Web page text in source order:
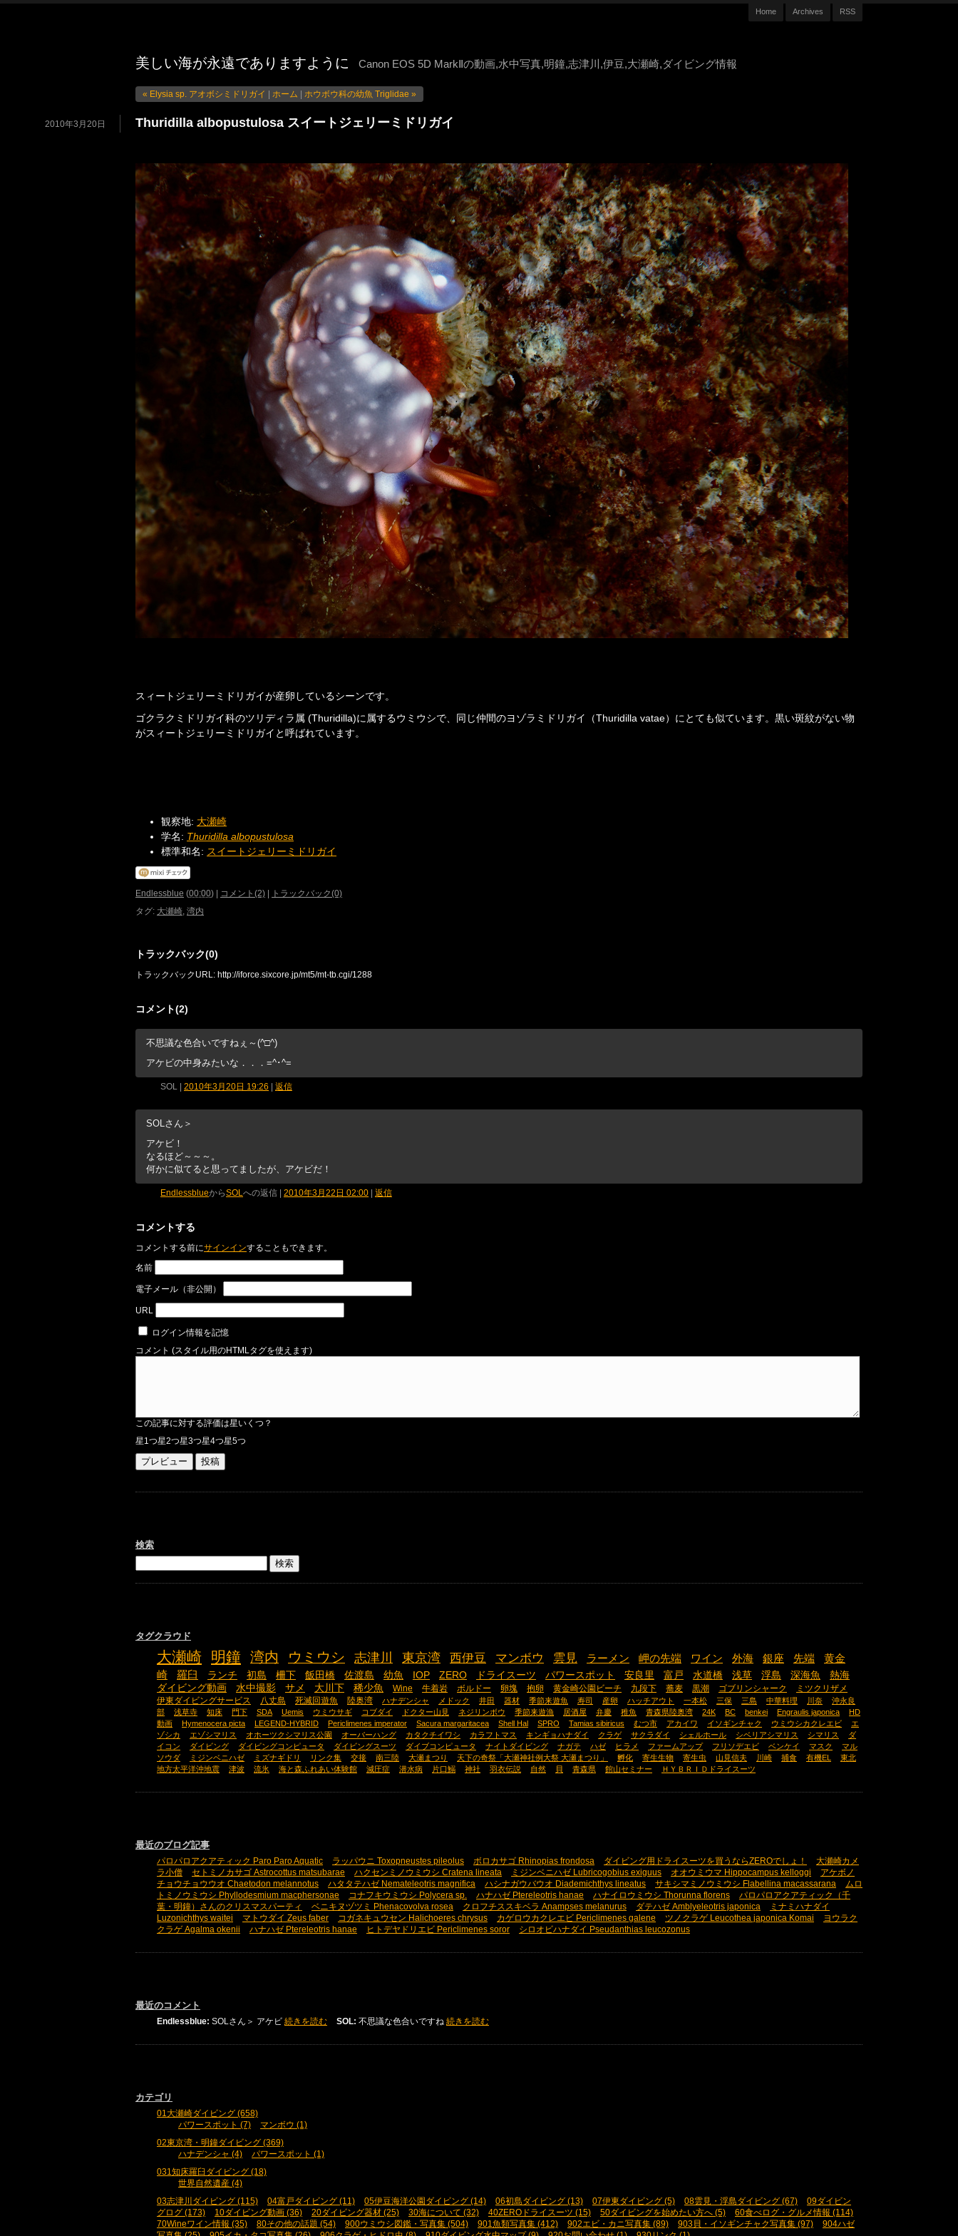
美しい海が永遠でありますように Canon EOS 5D MarkⅡの動画,水中写真,明鐘,志津川,伊豆,大瀬崎,ダイビング情報
Home Archives RSS
« Elysia sp. アオボシミドリガイ ホーム ホウボウ科の幼魚 Triglidae »
2010年3月20日 Thuridilla albopustulosa スイートジェリーミドリガイ
スィートジェリーミドリガイが産卵しているシーンです。
ゴクラクミドリガイ科のツリディラ属 (Thuridilla)に属するウミウシで、同じ仲間のヨゾラミドリガイ（Thuridilla vatae）にとても似ています。黒い斑紋がない物
がスィートジェリーミドリガイと呼ばれています。
観察地: 大瀬崎
学名: Thuridilla albopustulosa
標準和名: スイートジェリーミドリガイ
Endlessblue (00:00) コメント(2)
トラックバック(0)
タグ: 大瀬崎, 湾内
トラックバック(0)
トラックバックURL: http://iforce.sixcore.jp/mt5/mt-tb.cgi/1288
コメント(2)
不思議な色合いですねぇ～(^□^)
アケビの中身みたいな．．．=^･^=
SOL | 2010年3月20日 19:26 | 返信
SOLさん＞
アケビ！
なるほど～～～。
何かに似てると思ってましたが、アケビだ！
EndlessblueからSOL への返信 | 2010年3月22日 02:00 | 返信
コメントする
コメントする前にサインインすることもできます。
名前
電子メール（非公開）
URL
ログイン情報を記憶
コメント (スタイル用のHTMLタグを使えます)
この記事に対する評価は星いくつ？
星1つ星2つ星3つ星4つ星5つ
検索
タグクラウド
大瀬崎 明鐘 湾内 ウミウシ 志津川 東京湾 西伊豆 マンボウ 雲見 ラーメン 岬の先端 ワイン 外海 銀座 先端
黄金
崎
羅臼 ランチ 初島 柵下 飯田橋 佐渡島 幼魚 IOP ZERO ドライスーツ パワースポット 安良里 富戸 水道橋 浅草 浮島 深海魚
熱海
ダイビング動画
水中撮影 サメ 大川下 稀少魚 Wine 牛着岩 ボルドー 卵塊 抱卵 黄金崎公園ビーチ 九段下 蕎麦 黒潮 ゴブリンシャーク
ミツクリザメ
伊東ダイビングサービス
八丈島 死滅回遊魚 陸奥湾 ハナデンシャ メドック 井田 器材 季節来遊魚 寿司 産卵 ハッチアウト 一本松 三保 三島 中華料理 川奈
沖永良
部
浅草寺 知床 門下 SDA Uemis ウミウサギ コブダイ ドクター山見 ネジリンボウ 季節来遊漁 居酒屋 弁慶 稚魚 青森県陸奥湾 24K BC benkei Engraulis japonica
HD
動画
Hymenocera picta LEGEND-HYBRID Periclimenes imperator Sacura margaritacea Shell Hal SPRO Tamias sibiricus むつ市 アカイワ イソギンチャク ウミウシカクレエビ
エ
ゾシカ
エゾシマリス オホーツクシマリス公園 オーバーハング カタクチイワシ カラフトマス キンギョハナダイ クラゲ サクラダイ シェルホール シベリアシマリス シマリス
ダ
イコン
ダイビング ダイビングコンピュータ ダイビングスーツ ダイブコンピュータ ナイトダイビング ナガテ ハゼ ヒラメ ファームアップ フリソデエビ ベンケイ マスク
マル
ソウダ
ミジンベニハゼ ミズナギドリ リンク集 交接 南三陸 大瀬まつり 天下の奇祭「大瀬神社例大祭 大瀬まつり」 孵化 寄生生物 寄生虫 山見信夫 川崎 捕食 有機EL
東北
地方太平洋沖地震
津波 流氷 海と森ふれあい体験館 減圧症 潜水病 片口鰯 神社 羽衣伝説 自然 貝 青森県 館山セミナー ＨＹＢＲＩＤドライスーツ
最近のブログ記事
パロパロアクアティック Paro Paro Aquatic ラッパウニ Toxopneustes pileolus ボロカサゴ Rhinopias frondosa ダイビング用ドライスーツを買うならZEROでしょ！
大瀬崎カメ
ラ小僧
セトミノカサゴ Astrocottus matsubarae ハクセンミノウミウシ Cratena lineata ミジンベニハゼ Lubricogobius exiguus オオウミウマ Hippocampus kelloggi
アケボノ
チョウチョウウオ Chaetodon melannotus
ハタタテハゼ Nemateleotris magnifica ハシナガウバウオ Diademichthys lineatus サキシマミノウミウシ Flabellina macassarana
ムロ
トミノウミウシ Phyllodesmium macphersonae
コナフキウミウシ Polycera sp. ハナハゼ Ptereleotris hanae ハナイロウミウシ Thorunna florens
パロパロアクアティック（千
葉・明鐘）さんのクリスマスパーティ
ベニキヌヅツミ Phenacovolva rosea クロフチススキベラ Anampses melanurus ダテハゼ Amblyeleotris japonica
ミナミハナダイ
Luzonichthys waitei
マトウダイ Zeus faber コガネキュウセン Halichoeres chrysus カゲロウカクレエビ Periclimenes galene ツノクラゲ Leucothea japonica Komai
ヨウラク
クラゲ Agalma okenii
ハナハゼ Ptereleotris hanae ヒトデヤドリエビ Periclimenes soror シロオビハナダイ Pseudanthias leucozonus
最近のコメント
Endlessblue: SOLさん＞ アケビ 続きを読む SOL: 不思議な色合いですね 続きを読む
カテゴリ
01大瀬崎ダイビング (658)
パワースポット (7)
マンボウ (1)
02東京湾・明鐘ダイビング (369)
ハナデンシャ (4)
パワースポット (1)
031知床羅臼ダイビング (18)
世界自然遺産 (4)
03志津川ダイビング (115)
04富戸ダイビング (11) 05伊豆海洋公園ダイビング (14) 06初島ダイビング (13) 07伊東ダイビング (5) 08雲見・浮島ダイビング (67)
09ダイビン
グログ (173)
10ダイビング動画 (36) 20ダイビング器材 (25) 30海について (32) 40ZEROドライスーツ (15) 50ダイビングを始めたい方へ (5)
60食べログ・グルメ情報 (114)
70Wineワイン情報 (35)
80その他の話題 (54) 900ウミウシ図鑑・写真集 (504) 901魚類写真集 (412) 902エビ・カニ写真集 (89) 903貝・イソギンチャク写真集 (97)
904ハゼ